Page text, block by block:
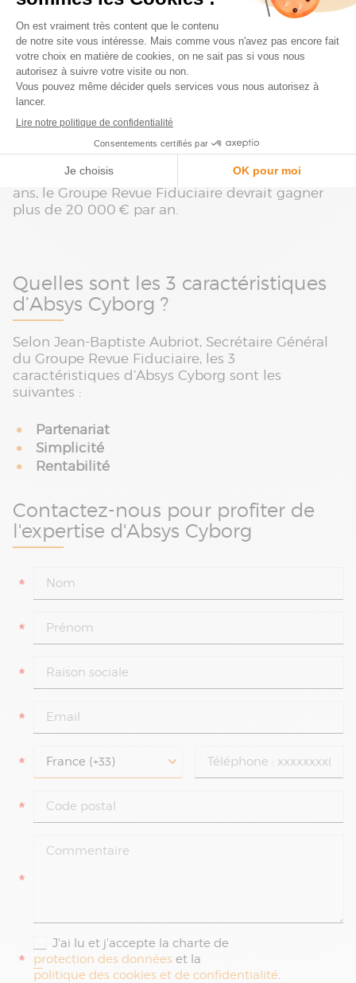
Quels ont été les retours sur
investissement ?
Au début du projet, l’entreprise Groupe Revue
Fiduciaire s’était fixée une enveloppe que les
experts Absys Cyborg l’ont aidé à respecter. Cette
dernière sera amortie sur 3 ans. À l’issue de ces 3
ans, le Groupe Revue Fiduciaire devrait gagner
plus de 20 000 € par an.
Quelles sont les 3 caractéristiques
d’Absys Cyborg ?
Selon Jean-Baptiste Aubriot, Secrétaire Général
du Groupe Revue Fiduciaire, les 3
caractéristiques d’Absys Cyborg sont les
suivantes :
Partenariat
Simplicité
Rentabilité
Contactez-nous pour profiter de
l'expertise d'Absys Cyborg
*
*
*
*
*
*
*
*
J'ai lu et j'accepte la charte de
protection des données et la
politique des cookies et de confidentialité.